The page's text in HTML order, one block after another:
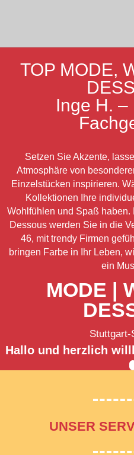
TOP MODE,
Inge H. –
Setzen Sie Akzente,
Atmosphäre von
Einzelstücken inspirieren.
Kollektionen Ihre
Wohlfühlen und Spaß haben.
Dessous werden Sie in die
46, mit trendy Firmen
bringen Farbe in Ihr Leben,
ein
MODE |
Stuttgart-
Hallo und herzlich
UNSER